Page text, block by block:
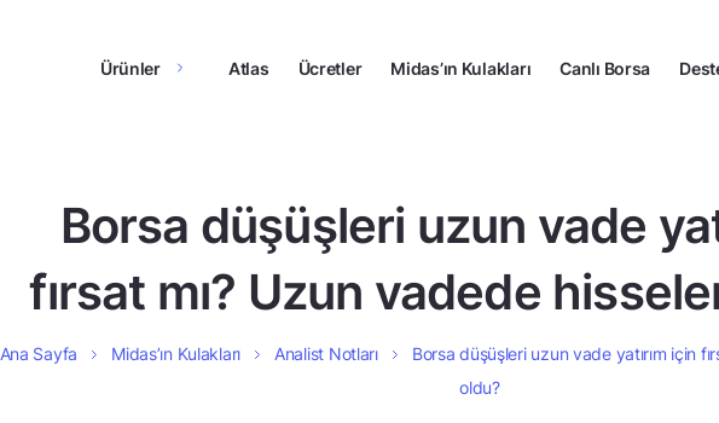
Ürünler Atlas Ücretler Midas’ın Kulakları Canlı Borsa
Borsa düşüşleri uzun vade
fırsat mı? Uzun vadede
Ana Sayfa Midas’ın Kulakları Analist Notları
Borsa düşüşleri uzun vade yatırım için
oldu?